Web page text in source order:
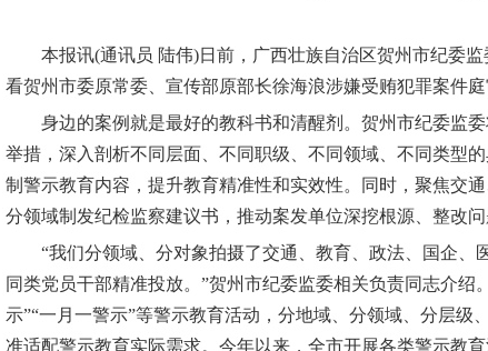
本报讯(通讯员 陆伟)日前，广西壮族自治区贺州市纪委监
看贺州市委原常委、宣传部原部长徐海浪涉嫌受贿犯罪案件
身边的案例就是最好的教科书和清醒剂。贺州市纪委监委
举措，深入剖析不同层面、不同职级、不同领域、不同类型
制警示教育内容，提升教育精准性和实效性。同时，聚焦交
分领域制发纪检监察建议书，推动案发单位深挖根源、整改
“我们分领域、分对象拍摄了交通、教育、政法、国企、
同类党员干部精准投放。”贺州市纪委监委相关负责同志介
示”“一月一警示”等警示教育活动，分地域、分领域、分层
准适配警示教育实际需求。今年以来，全市开展各类警示教